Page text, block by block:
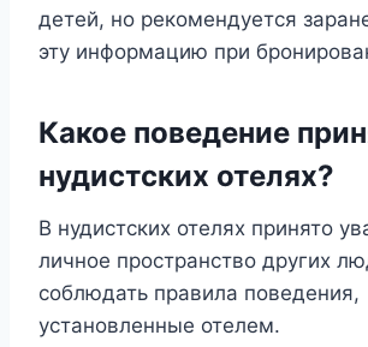
детей, но рекомендуется
эту информацию при
Какое поведение
нудистских отелях?
В нудистских отелях принято
личное пространство других
соблюдать правила поведения,
установленные отелем.